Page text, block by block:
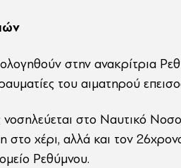
στην ανακρίτρια
του αιματηρού
στο Ναυτικό
στο χέρι, αλλά και τον
Ρεθύμνου.